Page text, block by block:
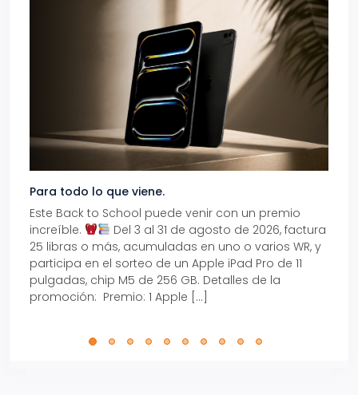
Para todo lo que viene.
Este Back to School puede venir con un premio
increíble.
Del 3 al 31 de agosto de 2026, factura
25 libras o más, acumuladas en uno o varios WR, y
participa en el sorteo de un Apple iPad Pro de 11
pulgadas, chip M5 de 256 GB. Detalles de la
promoción: Premio: 1 Apple […]